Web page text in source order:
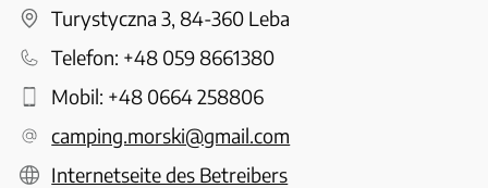
Turystyczna 3, 84-360 Leba
Telefon: +48 059 8661380
Mobil: +48 0664 258806
camping.morski@gmail.com
Internetseite des Betreibers